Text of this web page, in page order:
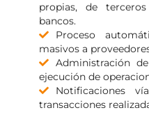
propias, de
bancos.
Proceso
masivos a
Administración
ejecución de
Notificaciones
transacciones